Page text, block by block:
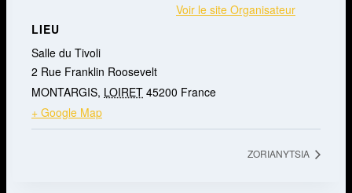
LIEU
Salle du Tivoli
2 Rue Franklin Roosevelt
MONTARGIS, LOIRET 45200 France
+ Google Map
Voir le site Organisateur
ZORIANYTSIA